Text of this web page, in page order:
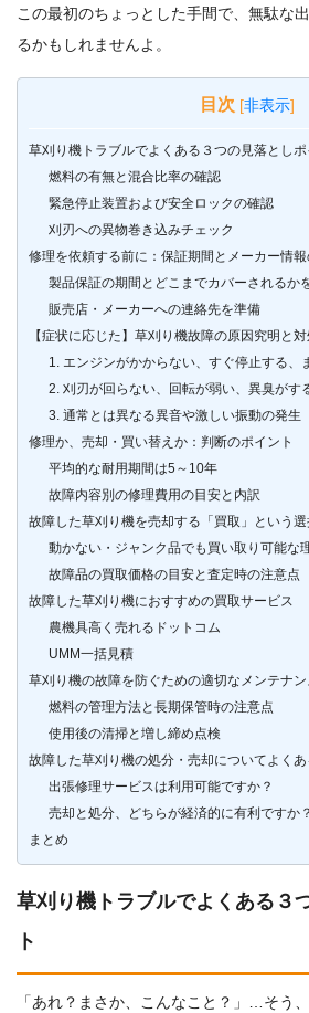
この最初のちょっとした手間で、無駄な
るかもしれませんよ。
目次 [非表示]
草刈り機トラブルでよくある３つの見落としポ
燃料の有無と混合比率の確認
緊急停止装置および安全ロックの確認
刈刃への異物巻き込みチェック
修理を依頼する前に：保証期間とメーカー情
製品保証の期間とどこまでカバーされるか
販売店・メーカーへの連絡先を準備
【症状に応じた】草刈り機故障の原因究明と
1. エンジンがかからない、すぐ停止する、
2. 刈刃が回らない、回転が弱い、異臭がす
3. 通常とは異なる異音や激しい振動の発生
修理か、売却・買い替えか：判断のポイント
平均的な耐用期間は5～10年
故障内容別の修理費用の目安と内訳
故障した草刈り機を売却する「買取」という選
動かない・ジャンク品でも買い取り可能な
故障品の買取価格の目安と査定時の注意点
故障した草刈り機におすすめの買取サービス
農機具高く売れるドットコム
UMM一括見積
草刈り機の故障を防ぐための適切なメンテナ
燃料の管理方法と長期保管時の注意点
使用後の清掃と増し締め点検
故障した草刈り機の処分・売却についてよくあ
出張修理サービスは利用可能ですか？
売却と処分、どちらが経済的に有利ですか？
まとめ
草刈り機トラブルでよくある３
ト
「あれ？まさか、こんなこと？」…そう